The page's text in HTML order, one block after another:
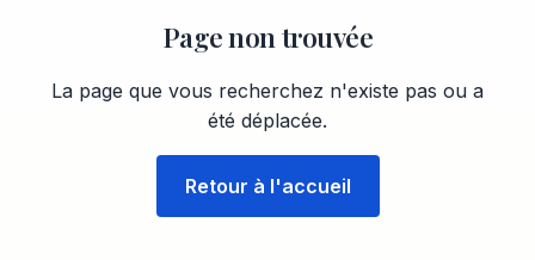
Page non trouvée
La page que vous recherchez n'existe pas ou a
été déplacée.
Retour à l'accueil